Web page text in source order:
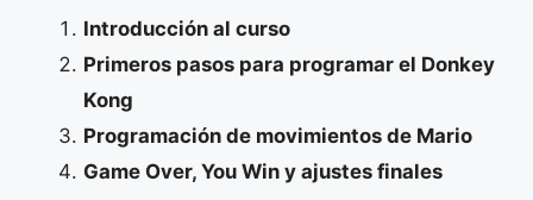
Introducción al curso
Primeros pasos para programar el Donkey
Kong
Programación de movimientos de Mario
Game Over, You Win y ajustes finales